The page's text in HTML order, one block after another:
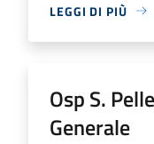
LEGGI DI PIÙ
Osp S.
Generale